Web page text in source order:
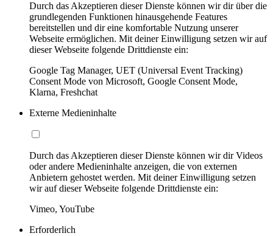
Durch das Akzeptieren dieser Dienste können wir dir über die
grundlegenden Funktionen hinausgehende Features
bereitstellen und dir eine komfortable Nutzung unserer
Webseite ermöglichen. Mit deiner Einwilligung setzen wir auf
dieser Webseite folgende Drittdienste ein:
Google Tag Manager, UET (Universal Event Tracking)
Consent Mode von Microsoft, Google Consent Mode,
Klarna, Freshchat
Externe Medieninhalte
Durch das Akzeptieren dieser Dienste können wir dir Videos
oder andere Medieninhalte anzeigen, die von externen
Anbietern gehostet werden. Mit deiner Einwilligung setzen
wir auf dieser Webseite folgende Drittdienste ein:
Vimeo, YouTube
Erforderlich